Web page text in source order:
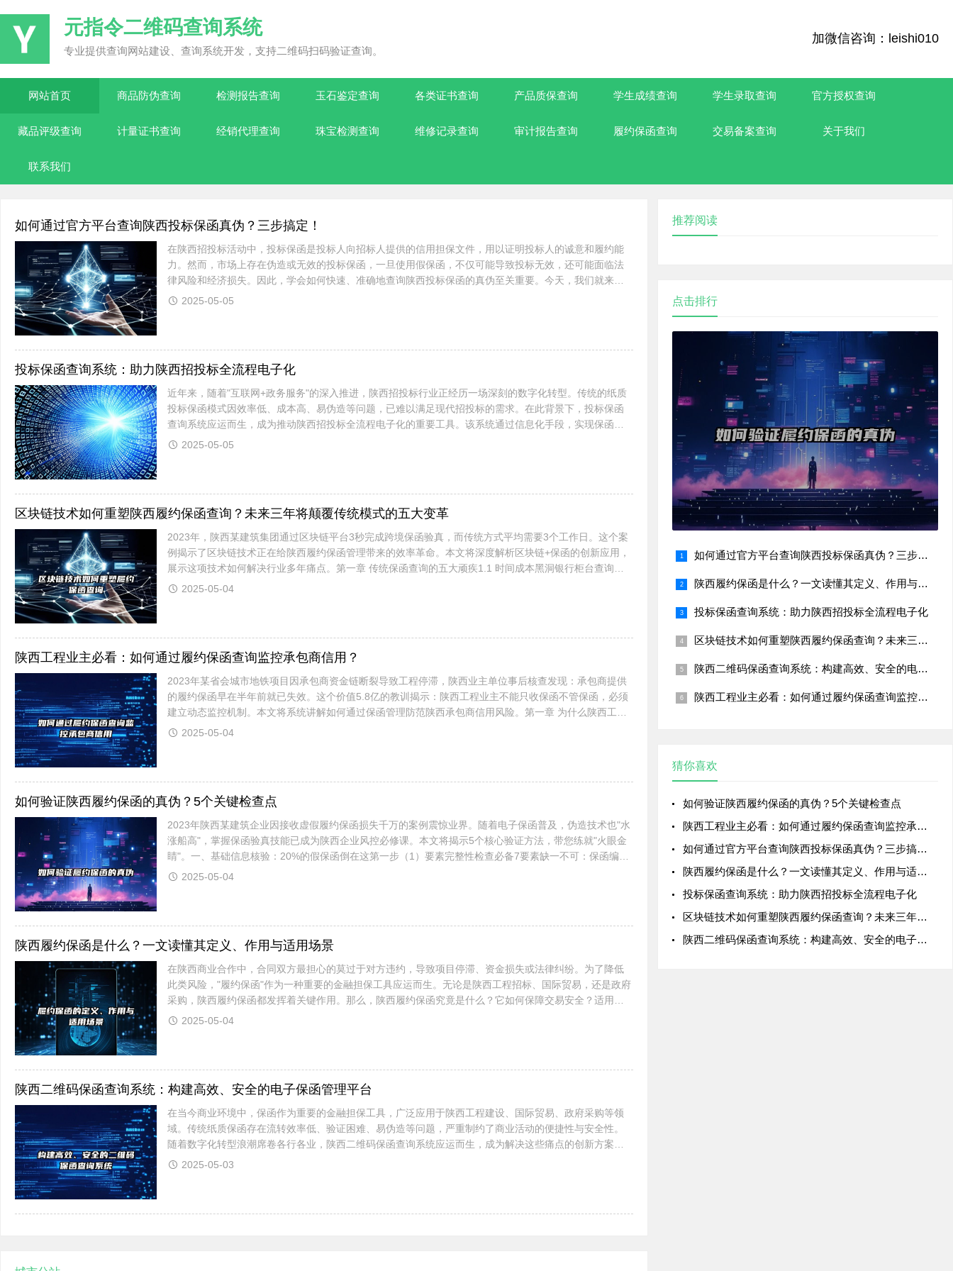
加微信咨询：leishi010
元指令二维码查询系统
专业提供查询网站建设、查询系统开发，支持二维码扫码验证查询。
网站首页 商品防伪查询 检测报告查询 玉石鉴定查询 各类证书查询 产品质保查询 学生成绩查询 学生录取查询 官方授权查询
藏品评级查询 计量证书查询 经销代理查询 珠宝检测查询 维修记录查询 审计报告查询 履约保函查询 交易备案查询 关于我们
联系我们
如何通过官方平台查询陕西投标保函真伪？三步搞定！
在陕西招投标活动中，投标保函是投标人向招标人提供的信用担保文件，用以证明投标人的诚意和履约能
力。然而，市场上存在伪造或无效的投标保函，一旦使用假保函，不仅可能导致投标无效，还可能面临法
律风险和经济损失。因此，学会如何快速、准确地查询陕西投标保函的真伪至关重要。今天，我们就来分
享一个简单高效的方法，只需三步，即可通过官方平台验证陕西投标保函的真...
2025-05-05
投标保函查询系统：助力陕西招投标全流程电子化
近年来，随着"互联网+政务服务"的深入推进，陕西招投标行业正经历一场深刻的数字化转型。传统的纸质
投标保函模式因效率低、成本高、易伪造等问题，已难以满足现代招投标的需求。在此背景下，投标保函
查询系统应运而生，成为推动陕西招投标全流程电子化的重要工具。该系统通过信息化手段，实现保函信
息的实时查询、验真和追溯，大幅提升了陕西招投标的透明度和效率。本...
2025-05-05
区块链技术如何重塑陕西履约保函查询？未来三年将颠覆传统模式的五大变革
2023年，陕西某建筑集团通过区块链平台3秒完成跨境保函验真，而传统方式平均需要3个工作日。这个案
例揭示了区块链技术正在给陕西履约保函管理带来的效率革命。本文将深度解析区块链+保函的创新应用，
展示这项技术如何解决行业多年痛点。第一章 传统保函查询的五大顽疾1.1 时间成本黑洞银行柜台查询：
平均耗时2.5个工作日跨境保函验证：SWIFT报文往来...
2025-05-04
陕西工程业主必看：如何通过履约保函查询监控承包商信用？
2023年某省会城市地铁项目因承包商资金链断裂导致工程停滞，陕西业主单位事后核查发现：承包商提供
的履约保函早在半年前就已失效。这个价值5.8亿的教训揭示：陕西工程业主不能只收保函不管保函，必须
建立动态监控机制。本文将系统讲解如何通过保函管理防范陕西承包商信用风险。第一章 为什么陕西工程
业主必须监控保函状态？（1）血淋淋的行业现状住建部数据显示...
2025-05-04
如何验证陕西履约保函的真伪？5个关键检查点
2023年陕西某建筑企业因接收虚假履约保函损失千万的案例震惊业界。随着电子保函普及，伪造技术也"水
涨船高"，掌握保函验真技能已成为陕西企业风控必修课。本文将揭示5个核心验证方法，带您练就"火眼金
睛"。一、基础信息核验：20%的假保函倒在这第一步（1）要素完整性检查必备7要素缺一不可：保函编号
（如：GZ2023-XXX）开立日期与有效期担保金额...
2025-05-04
陕西履约保函是什么？一文读懂其定义、作用与适用场景
在陕西商业合作中，合同双方最担心的莫过于对方违约，导致项目停滞、资金损失或法律纠纷。为了降低
此类风险，"履约保函"作为一种重要的金融担保工具应运而生。无论是陕西工程招标、国际贸易，还是政府
采购，陕西履约保函都发挥着关键作用。那么，陕西履约保函究竟是什么？它如何保障交易安全？适用于
哪些场景？本文将全面解析履约保函的定义、作用、类型及适用行业，帮...
2025-05-04
陕西二维码保函查询系统：构建高效、安全的电子保函管理平台
在当今商业环境中，保函作为重要的金融担保工具，广泛应用于陕西工程建设、国际贸易、政府采购等领
域。传统纸质保函存在流转效率低、验证困难、易伪造等问题，严重制约了商业活动的便捷性与安全性。
随着数字化转型浪潮席卷各行各业，陕西二维码保函查询系统应运而生，成为解决这些痛点的创新方案。
二维码保函查询系统通过将传统保函电子化，并赋予唯一可追溯的二维码标识...
2025-05-03
推荐阅读
点击排行
如何通过官方平台查询陕西投标保函真伪？三步搞定！
陕西履约保函是什么？一文读懂其定义、作用与适用场景
投标保函查询系统：助力陕西招投标全流程电子化
区块链技术如何重塑陕西履约保函查询？未来三年将颠覆传统模式的五大变革
陕西二维码保函查询系统：构建高效、安全的电子保函管理平台
陕西工程业主必看：如何通过履约保函查询监控承包商信用？
猜你喜欢
如何验证陕西履约保函的真伪？5个关键检查点
陕西工程业主必看：如何通过履约保函查询监控承包商信用？
如何通过官方平台查询陕西投标保函真伪？三步搞定！
陕西履约保函是什么？一文读懂其定义、作用与适用场景
投标保函查询系统：助力陕西招投标全流程电子化
区块链技术如何重塑陕西履约保函查询？未来三年将颠覆传统模式的五大变革
陕西二维码保函查询系统：构建高效、安全的电子保函管理平台